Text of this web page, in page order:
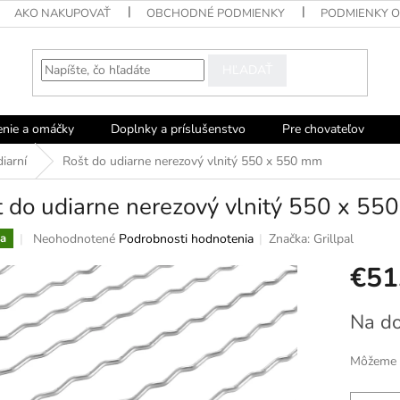
AKO NAKUPOVAŤ OBCHODNÉ PODMIENKY PODMIENKY
a omáčky Doplnky a príslušenstvo Pre chovateľov
Rošt do udiarne nerezový vlnitý 550 x 550 mm
do udiarne nerezový vlnitý 550 x
Priemerné
produktu
je
z
hviezdičiek.
Neohodnotené Podrobnosti hodnotenia Značka: Grillpal
cena:
Na